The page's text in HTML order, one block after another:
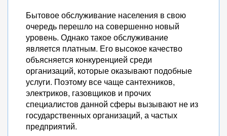
Бытовое обслуживание населения в свою
очередь перешло на совершенно новый
уровень. Однако такое обслуживание
является платным. Его высокое качество
объясняется конкуренцией среди
организаций, которые оказывают подобные
услуги. Поэтому все чаще сантехников,
электриков, газовщиков и прочих
специалистов данной сферы вызывают не из
государственных организаций, а частых
предприятий.